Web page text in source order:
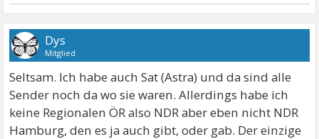
Dys
Mitglied
Seltsam. Ich habe auch Sat (Astra) und da sind alle
Sender noch da wo sie waren. Allerdings habe ich
keine Regionalen ÖR also NDR aber eben nicht NDR
Hamburg, den es ja auch gibt, oder gab. Der einzige